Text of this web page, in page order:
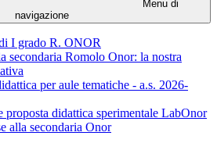
Menu di
navigazione
I grado R. ONOR
secondaria Romolo Onor: la nostra
per aule tematiche - a.s. 2026-
proposta didattica sperimentale LabOnor
alla secondaria Onor